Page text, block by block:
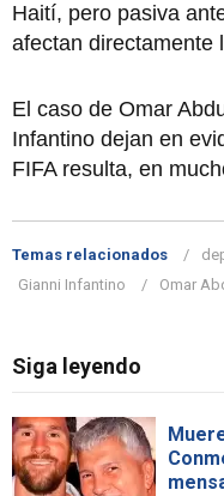
Haití, pero pasiva
afectan directamente
El caso de Omar
Infantino dejan en
FIFA resulta, en
Temas relacionados
Gianni Infantino
Omar
Siga leyendo